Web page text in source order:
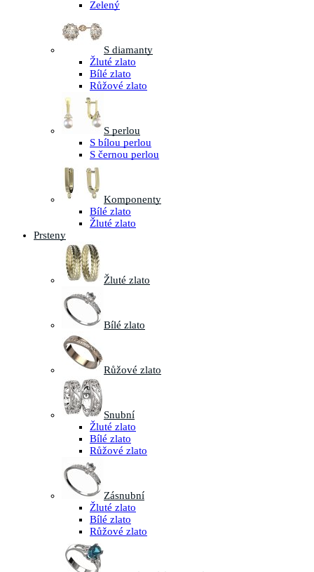
Zelený
S diamanty
Žluté zlato
Bílé zlato
Růžové zlato
S perlou
S bílou perlou
S černou perlou
Komponenty
Bílé zlato
Žluté zlato
Prsteny
Žluté zlato
Bílé zlato
Růžové zlato
Snubní
Žluté zlato
Bílé zlato
Růžové zlato
Zásnubní
Žluté zlato
Bílé zlato
Růžové zlato